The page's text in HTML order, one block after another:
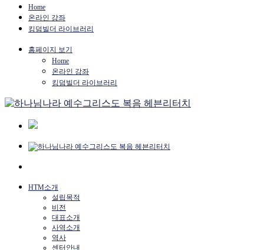
Home
온라인 강좌
킹덤빌더 라이브러리
홈페이지 보기
Home
온라인 강좌
킹덤빌더 라이브러리
HTM소개
설립목적
비전
대표소개
사역소개
역사
센터안내